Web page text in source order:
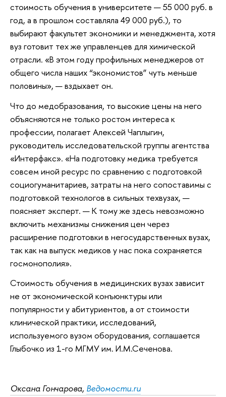
стоимость обучения в университете — 55 000 руб. в
год, а в прошлом составляла 49 000 руб.), то
выбирают факультет экономики и менеджмента, хотя
вуз готовит тех же управленцев для химической
отрасли. «В этом году профильных менеджеров от
общего числа наших “экономистов” чуть меньше
половины», — вздыхает он.
Что до медобразования, то высокие цены на него
объясняются не только ростом интереса к
профессии, полагает Алексей Чаплыгин,
руководитель исследовательской группы агентства
«Интерфакс». «На подготовку медика требуется
совсем иной ресурс по сравнению с подготовкой
социогуманитариев, затраты на него сопоставимы с
подготовкой технологов в сильных техвузах, —
поясняет эксперт. — К тому же здесь невозможно
включить механизмы снижения цен через
расширение подготовки в негосударственных вузах,
так как на выпуск медиков у нас пока сохраняется
госмонополия».
Стоимость обучения в медицинских вузах зависит
не от экономической конъюнктуры или
популярности у абитуриентов, а от стоимости
клинической практики, исследований,
используемого вузом оборудования, соглашается
Глыбочко из 1-го МГМУ им. И.М.Сеченова.
Оксана Гончарова, Ведомости.ru